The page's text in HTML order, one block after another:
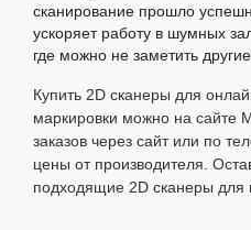
сканирование прошло
ускоряет работу в шумных
где можно не заметить
Купить 2D сканеры для
маркировки можно на сайте
заказов через сайт или по
цены от производителя.
подходящие 2D сканеры для